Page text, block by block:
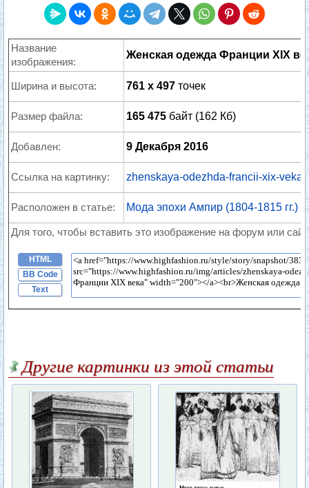
Название
изображения:
Женская одежда Франции XIX
Ширина и высота: 761 x 497 точек
Размер файла: 165 475 байт (162 Кб)
Добавлен: 9 Декабря 2016
Ссылка на картинку: zhenskaya-odezhda-francii-xix-
Расположен в статье: Мода эпохи Ампир (1804-1815 гг.)
Для того, чтобы вставить это изображение на форум или
HTML
BB Code
Text
Другие картинки из этой статьи